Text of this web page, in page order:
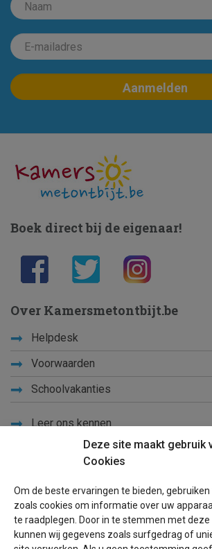
Deze site maakt gebruik
Cookies
Om de beste ervaringen te bieden,
zoals cookies om informatie over uw
te raadplegen. Door in te stemmen met
kunnen wij gegevens zoals surfgedrag of
Boek direct bij de eigenaar!
Over Kamersmetontbijt.be
Helpdesk
Voorwaarden
Schoolvakanties
Leer ons kennen
Sitemap
Blog